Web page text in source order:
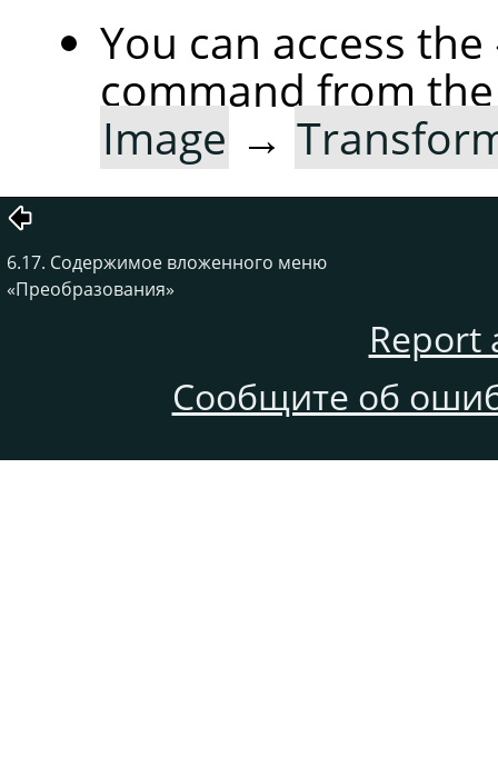
You can access the
command from
Image →
6.17. Содержимое вложенного меню
«Преобразования»
Report
Сообщите об